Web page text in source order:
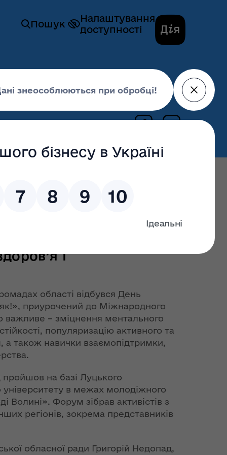
Пошук
Налаштування
доступності
і
області відбувся День
приурочений до Міжнародного
важливе – зміцнення ментального
популяризацію активного та
а також навички взаємопідтримки,
пройшов на базі Луцького
університету в межах молодіжного
Форум зібрав активістів з
регіонів, зокрема представників
обласної ради Григорій Недопад,